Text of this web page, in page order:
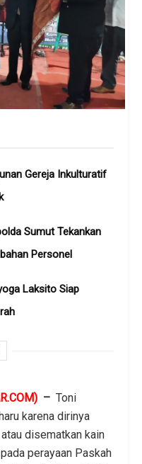
Gereja Inkulturatif
Sumut Tekankan
Personel
Laksito Siap
– Toni
karena dirinya
disematkan kain
perayaan Paskah